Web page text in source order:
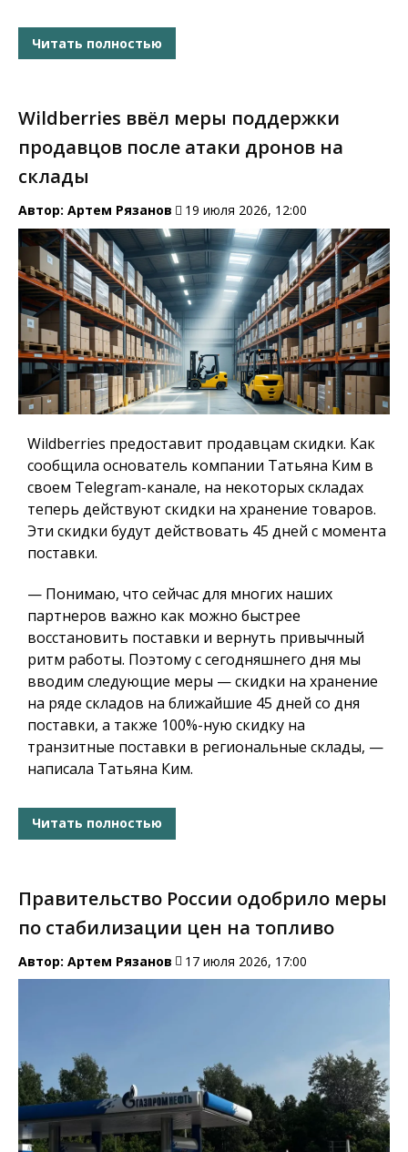
Читать полностью
Wildberries ввёл меры поддержки
продавцов после атаки дронов на
склады
Автор: Артем Рязанов 19 июля 2026, 12:00
Wildberries предоставит продавцам скидки. Как
сообщила основатель компании Татьяна Ким в
своем Telegram-канале, на некоторых складах
теперь действуют скидки на хранение товаров.
Эти скидки будут действовать 45 дней с момента
поставки.
— Понимаю, что сейчас для многих наших
партнеров важно как можно быстрее
восстановить поставки и вернуть привычный
ритм работы. Поэтому с сегодняшнего дня мы
вводим следующие меры — скидки на хранение
на ряде складов на ближайшие 45 дней со дня
поставки, а также 100%-ную скидку на
транзитные поставки в региональные склады, —
написала Татьяна Ким.
Читать полностью
Правительство России одобрило меры
по стабилизации цен на топливо
Автор: Артем Рязанов 17 июля 2026, 17:00